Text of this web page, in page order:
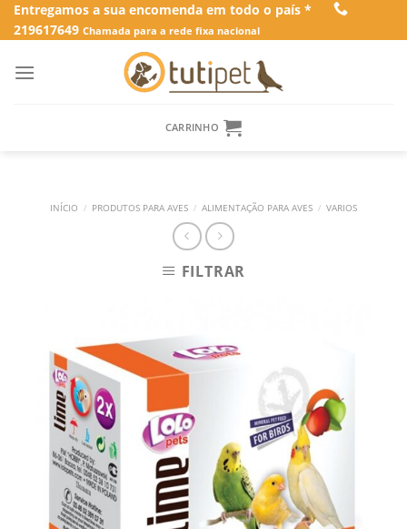
SkipEntregamos a sua encomenda em todo o país *
219617649 Chamada para a rede fixa nacional
CARRINHO
INÍCIO / PRODUTOS PARA AVES / ALIMENTAÇÃO PARA AVES / VARIOS
FILTRAR